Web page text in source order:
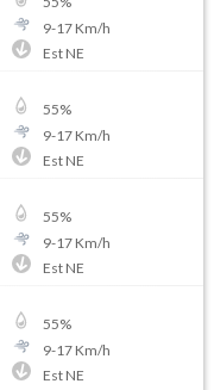
9-17Km/h
Est NE
55%
9-17Km/h
Est NE
55%
9-17Km/h
Est NE
55%
9-17Km/h
Est NE